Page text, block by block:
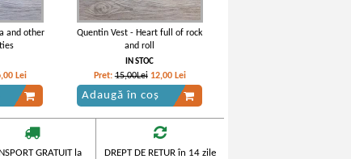
and other
Lei
Quentin Vest - Heart full of rock
and roll
IN STOC
Pret:15,00Lei 12,00 Lei
Adaugă în coș
GRATUIT la
DREPT DE RETUR în 14 zile